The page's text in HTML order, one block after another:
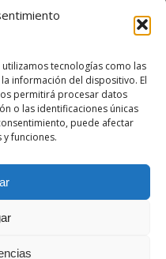
tecnologías como las
información del dispositivo. El
permitirá procesar datos
o las identificaciones únicas
puede afectar
funciones.
distintos medios.
escribir sobre lo que me